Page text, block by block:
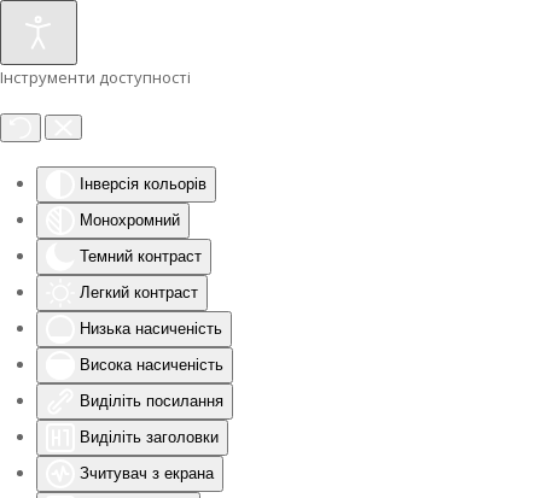
Інструменти доступності
Інверсія кольорів
Монохромний
Темний контраст
Легкий контраст
Низька насиченість
Висока насиченість
Виділіть посилання
Виділіть заголовки
Зчитувач з екрана